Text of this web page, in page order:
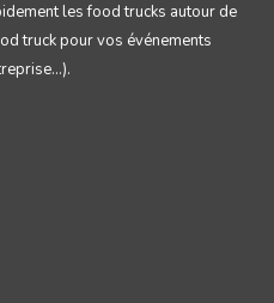
les food trucks autour de
truck pour vos événements